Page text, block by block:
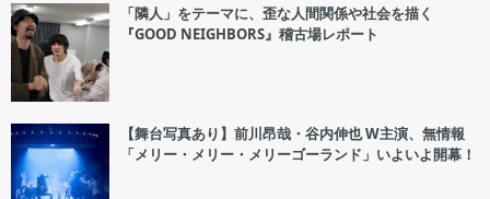
「隣人」をテーマに、歪な人間関係や社会を描く
『GOOD NEIGHBORS』稽古場レポート
【舞台写真あり】前川昂哉・谷内伸也 W主演、無情報
「メリー・メリー・メリーゴーランド」いよいよ開幕！